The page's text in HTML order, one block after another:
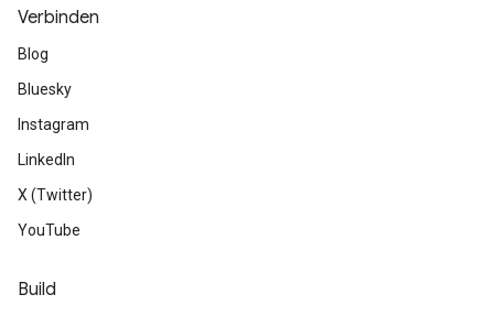
Verbinden
Blog
Bluesky
Instagram
LinkedIn
X (Twitter)
YouTube
Build